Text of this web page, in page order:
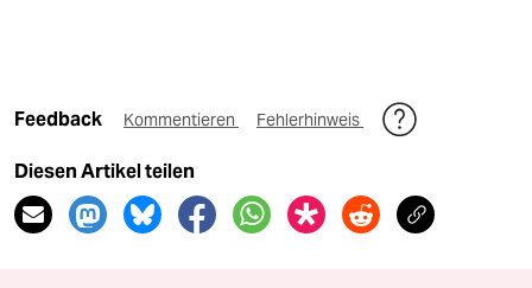
Feedback Kommentieren Fehlerhinweis
Diesen Artikel teilen